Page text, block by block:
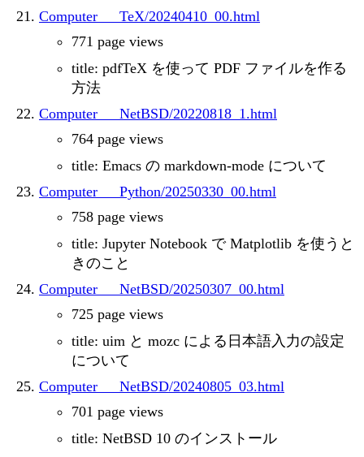
Computer___TeX/20240410_00.html
771 page views
title: pdfTeX を使って PDF ファイルを作る
方法
Computer___NetBSD/20220818_1.html
764 page views
title: Emacs の markdown-mode について
Computer___Python/20250330_00.html
758 page views
title: Jupyter Notebook で Matplotlib を使うと
きのこと
Computer___NetBSD/20250307_00.html
725 page views
title: uim と mozc による日本語入力の設定
について
Computer___NetBSD/20240805_03.html
701 page views
title: NetBSD 10 のインストール